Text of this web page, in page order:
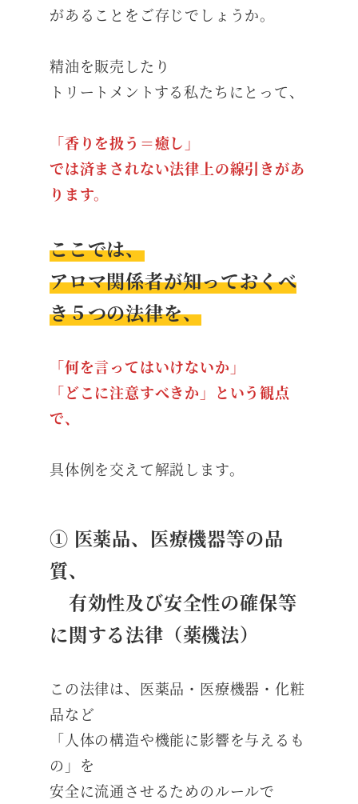
があることをご存じでしょうか。
精油を販売したり
トリートメントする私たちにとって、
「香りを扱う＝癒し」
では済まされない法律上の線引きがあ
ります。
ここでは、
アロマ関係者が知っておくべ
き５つの法律を、
「何を言ってはいけないか」
「どこに注意すべきか」という観点
で、
具体例を交えて解説します。
① 医薬品、医療機器等の品
質、
有効性及び安全性の確保等
に関する法律（薬機法）
この法律は、医薬品・医療機器・化粧
品など
「人体の構造や機能に影響を与えるも
の」を
安全に流通させるためのルールで